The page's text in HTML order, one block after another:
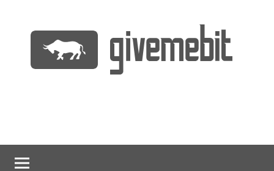
содержимому